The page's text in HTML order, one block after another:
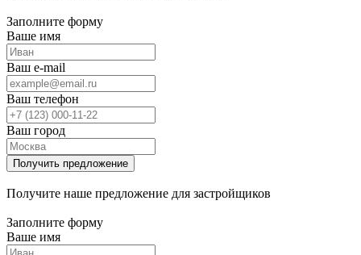
Заполните форму
Ваше имя
Ваш e-mail
Ваш телефон
Ваш город
Получите наше предложение для застройщиков
Заполните форму
Ваше имя